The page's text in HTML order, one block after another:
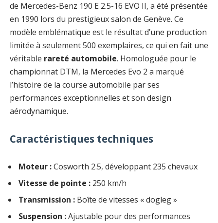
de Mercedes-Benz 190 E 2.5-16 EVO II, a été présentée
en 1990 lors du prestigieux salon de Genève. Ce
modèle emblématique est le résultat d’une production
limitée à seulement 500 exemplaires, ce qui en fait une
véritable rareté automobile. Homologuée pour le
championnat DTM, la Mercedes Evo 2 a marqué
l’histoire de la course automobile par ses
performances exceptionnelles et son design
aérodynamique.
Caractéristiques techniques
Moteur :Cosworth 2.5, développant 235 chevaux
Vitesse de pointe : 250 km/h
Transmission : Boîte de vitesses « dogleg »
Suspension :Ajustable pour des performances